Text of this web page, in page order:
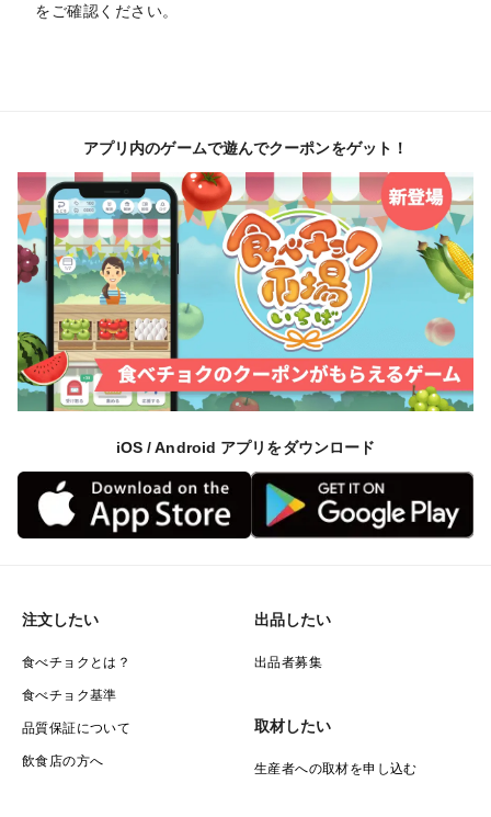
をご確認ください。
アプリ内のゲームで遊んでクーポンをゲット！
iOS / Android アプリをダウンロード
注文したい
食べチョクとは？
食べチョク基準
品質保証について
飲食店の方へ
出品したい
出品者募集
取材したい
生産者への取材を申し込む